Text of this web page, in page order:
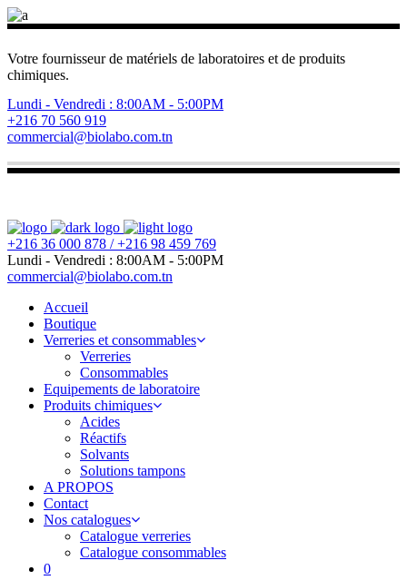
Votre fournisseur de matériels de laboratoires et de produits
chimiques.
Lundi - Vendredi : 8:00AM - 5:00PM
+216 70 560 919
commercial@biolabo.com.tn
+216 36 000 878 / +216 98 459 769
Lundi - Vendredi : 8:00AM - 5:00PM
commercial@biolabo.com.tn
Accueil
Boutique
Verreries et consommables
Verreries
Consommables
Equipements de laboratoire
Produits chimiques
Acides
Réactifs
Solvants
Solutions tampons
A PROPOS
Contact
Nos catalogues
Catalogue verreries
Catalogue consommables
0